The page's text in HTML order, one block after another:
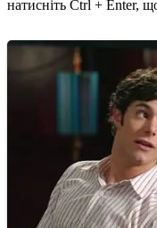
натисніть Ctrl + Enter,